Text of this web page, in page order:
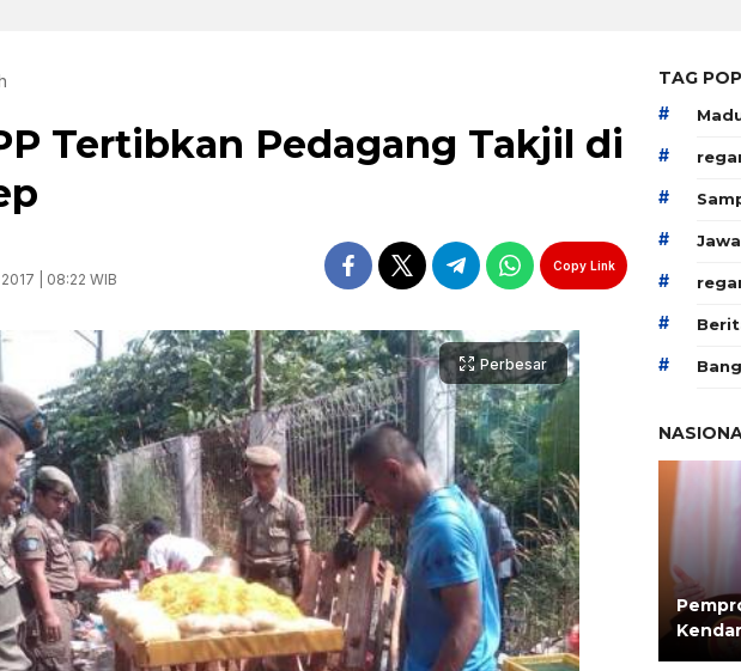
Tertibkan Pedagang Takjil di
| 08:22 WIB
Copy Link
Perbesar
TAG
#
#
#
#
#
#
#